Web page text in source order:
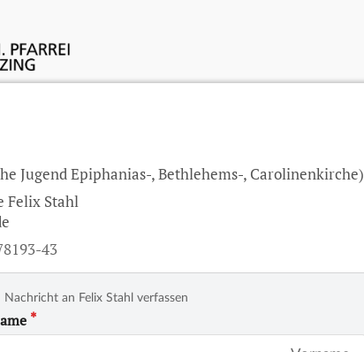
Jugend Epiphanias-, Bethlehems-, Carolinenkirche)
Felix Stahl
43
Nachricht an Felix Stahl verfassen